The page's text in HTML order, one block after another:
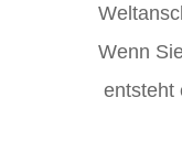
Wenn
entsteht